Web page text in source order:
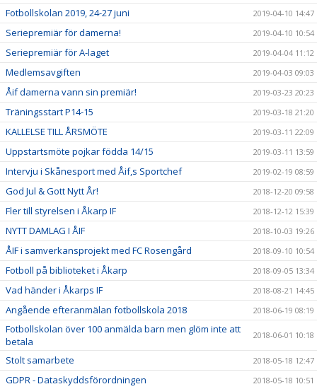
Fotbollskolan 2019, 24-27 juni 2019-04-10 14:47
Seriepremiär för damerna! 2019-04-10 10:54
Seriepremiär för A-laget 2019-04-04 11:12
Medlemsavgiften 2019-04-03 09:03
Åif damerna vann sin premiär! 2019-03-23 20:23
Träningsstart P14-15 2019-03-18 21:20
KALLELSE TILL ÅRSMÖTE 2019-03-11 22:09
Uppstartsmöte pojkar födda 14/15 2019-03-11 13:59
Intervju i Skånesport med Åif,s Sportchef 2019-02-19 08:59
God Jul & Gott Nytt År! 2018-12-20 09:58
Fler till styrelsen i Åkarp IF 2018-12-12 15:39
NYTT DAMLAG I ÅIF 2018-10-03 19:26
ÅIF i samverkansprojekt med FC Rosengård 2018-09-10 10:54
Fotboll på biblioteket i Åkarp 2018-09-05 13:34
Vad händer i Åkarps IF 2018-08-21 14:45
Angående efteranmälan fotbollskola 2018 2018-06-19 08:19
Fotbollskolan över 100 anmälda barn men glöm inte att
betala
2018-06-01 10:18
Stolt samarbete 2018-05-18 12:47
GDPR - Dataskyddsförordningen 2018-05-18 10:51